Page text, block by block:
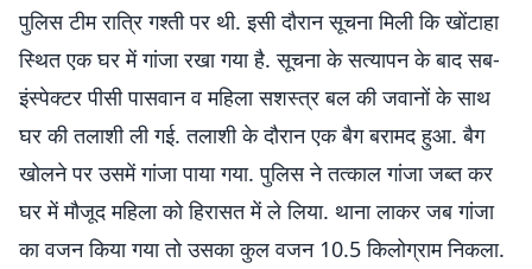
पुलिस टीम रात्रि गश्ती पर थी. इसी दौरान सूचना मिली कि खोंटाहा
स्थित एक घर में गांजा रखा गया है. सूचना के सत्यापन के बाद सब-
इंस्पेक्टर पीसी पासवान व महिला सशस्त्र बल की जवानों के साथ
घर की तलाशी ली गई. तलाशी के दौरान एक बैग बरामद हुआ. बैग
खोलने पर उसमें गांजा पाया गया. पुलिस ने तत्काल गांजा जब्त कर
घर में मौजूद महिला को हिरासत में ले लिया. थाना लाकर जब गांजा
का वजन किया गया तो उसका कुल वजन 10.5 किलोग्राम निकला.